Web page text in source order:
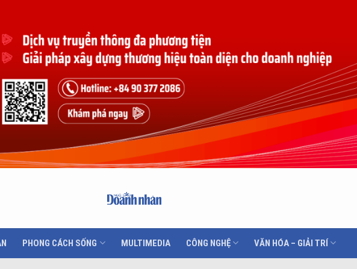
PHONG CÁCH SỐNG MULTIMEDIA CÔNG NGHỆ VĂN HÓA – GIẢI TRÍ